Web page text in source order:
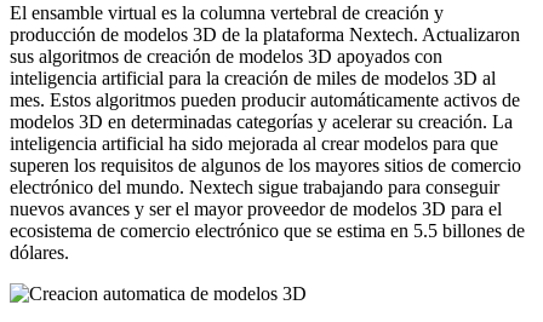
El ensamble virtual es la columna vertebral de creación y
producción de modelos 3D de la plataforma Nextech. Actualizaron
sus algoritmos de creación de modelos 3D apoyados con
inteligencia artificial para la creación de miles de modelos 3D al
mes. Estos algoritmos pueden producir automáticamente activos de
modelos 3D en determinadas categorías y acelerar su creación. La
inteligencia artificial ha sido mejorada al crear modelos para que
superen los requisitos de algunos de los mayores sitios de comercio
electrónico del mundo. Nextech sigue trabajando para conseguir
nuevos avances y ser el mayor proveedor de modelos 3D para el
ecosistema de comercio electrónico que se estima en 5.5 billones de
dólares.